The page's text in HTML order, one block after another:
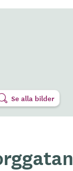
Se alla bilder